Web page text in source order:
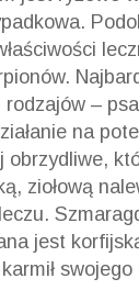
rodzajów – psa
na
ziołową
jest